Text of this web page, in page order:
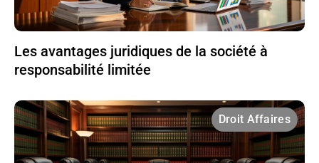
Les avantages juridiques de la société à
responsabilité limitée
Droit Affaires